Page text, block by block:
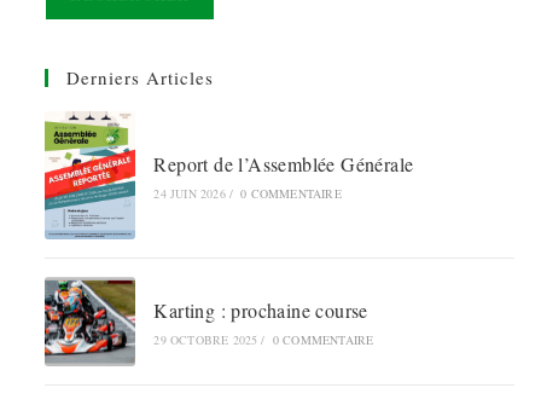
Derniers Articles
Report de l’Assemblée Générale
24 JUIN 2026 / 0 COMMENTAIRE
Karting : prochaine course
29 OCTOBRE 2025 / 0 COMMENTAIRE